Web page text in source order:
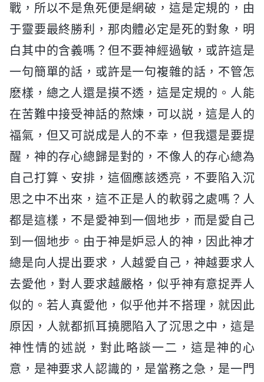
戰，所以不是魚死便是網破，這是定規的，由
于靈要最終勝利，那肉體必定是死的對象，明
白其中的含義嗎？但不要神經過敏，或許這是
一句簡單的話，或許是一句複雜的話，不管怎
麽樣，總之人還是摸不透，這是定規的。人能
在苦難中接受神話的熬煉，可以説，這是人的
福氣，但又可説成是人的不幸，但我還是要提
醒，神的存心總歸是對的，不像人的存心總為
自己打算、安排，這個應該透亮，不要陷入沉
思之中不出來，這不正是人的軟弱之處嗎？人
都是這樣，不是愛神到一個地步，而是愛自己
到一個地步。由于神是妒忌人的神，因此神才
總是向人提出要求，人越愛自己，神越要求人
去愛他，對人要求越嚴格，似乎神有意捉弄人
似的。若人真愛他，似乎他并不搭理，就因此
原因，人就都抓耳撓腮陷入了沉思之中，這是
神性情的述説，對此略談一二，這是神的心
意，是神要求人認識的，是當務之急，是一門